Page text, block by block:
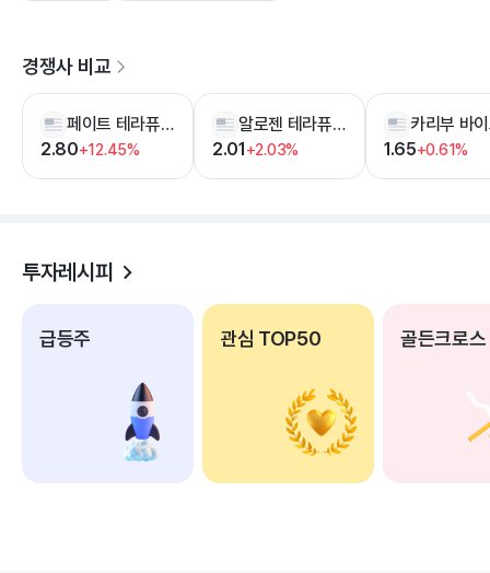
경쟁사 비교
페이트 테라퓨틱스
2.80+12.45%
알로젠 테라퓨틱스
2.01+2.03% 1.65+0.61%
투자레시피
급등주 관심 TOP50 골든크로스